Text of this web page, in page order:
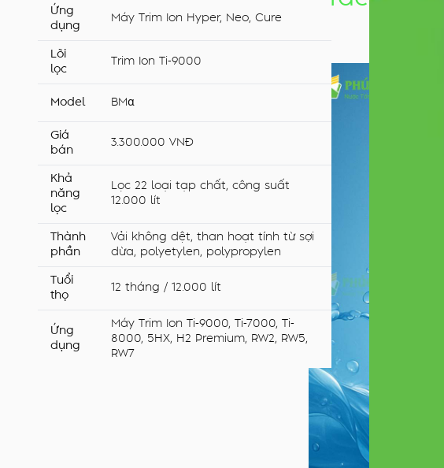
Ứng
dụng
Máy Trim Ion Hyper, Neo, Cure
Lõi
lọc
Trim Ion Ti-9000
Model BMα
Giá
bán
3.300.000 VNĐ
Khả
năng
lọc
Lọc 22 loại tạp chất, công suất
12.000 lít
Thành
phần
Vải không dệt, than hoạt tính từ sợi
dừa, polyetylen, polypropylen
Tuổi
thọ
12 tháng / 12.000 lít
Ứng
dụng
Máy Trim Ion Ti-9000, Ti-7000, Ti-
8000, 5HX, H2 Premium, RW2, RW5,
RW7